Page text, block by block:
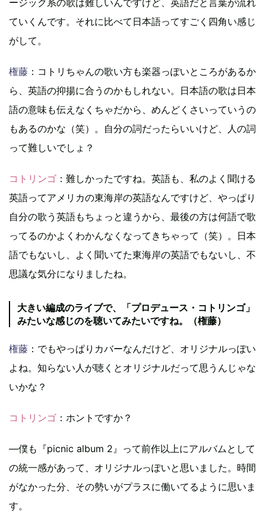
ていくんです。それに比べて日本語ってすごく四角い感じ
がして。
権藤 ：コトリちゃんの歌い方も楽器っぽいところがあるか
ら、英語の抑揚に合うのかもしれない。日本語の歌は日本
語の意味も伝えなくちゃだから、めんどくさいっていうの
もあるのかな（笑）。自分の詞だったらいいけど、人の詞
って難しいでしょ？
コトリンゴ ：難しかったですね。英語も、私のよく聞ける
英語ってアメリカの東海岸の英語なんですけど、やっぱり
自分の歌う英語もちょっと違うから、最後の方は何語で歌
ってるのかよくわかんなくなってきちゃって（笑）。日本
語でもないし、よく聞いてた東海岸の英語でもないし、不
思議な気分になりましたね。
大きい編成のライブで、「プロデュース・コトリンゴ」
みたいな感じのを聴いてみたいですね。（権藤）
権藤 ：でもやっぱりカバーなんだけど、オリジナルっぽい
よね。知らない人が聴くとオリジナルだって思うんじゃな
いかな？
コトリンゴ ：ホントですか？
―僕も『picnic album 2』って前作以上にアルバムとして
の統一感があって、オリジナルっぽいと思いました。時間
がなかった分、その勢いがプラスに働いてるように思いま
す。